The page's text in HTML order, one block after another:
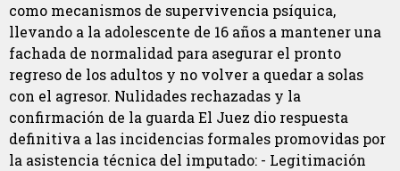
como mecanismos de supervivencia psíquica,
llevando a la adolescente de 16 años a mantener una
fachada de normalidad para asegurar el pronto
regreso de los adultos y no volver a quedar a solas
con el agresor. Nulidades rechazadas y la
confirmación de la guarda El Juez dio respuesta
definitiva a las incidencias formales promovidas por
la asistencia técnica del imputado: - Legitimación